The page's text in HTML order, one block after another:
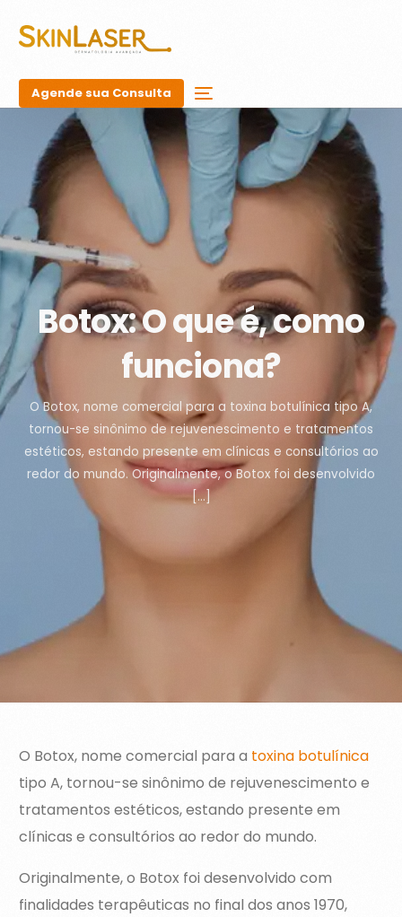
Agende sua Consulta
Botox: O que é, como
funciona?
O Botox, nome comercial para a toxina botulínica tipo A,
tornou-se sinônimo de rejuvenescimento e tratamentos
estéticos, estando presente em clínicas e consultórios ao
redor do mundo. Originalmente, o Botox foi desenvolvido
[…]
O Botox, nome comercial para a toxina botulínica
tipo A, tornou-se sinônimo de rejuvenescimento e
tratamentos estéticos, estando presente em
clínicas e consultórios ao redor do mundo.
Originalmente, o Botox foi desenvolvido com
finalidades terapêuticas no final dos anos 1970,